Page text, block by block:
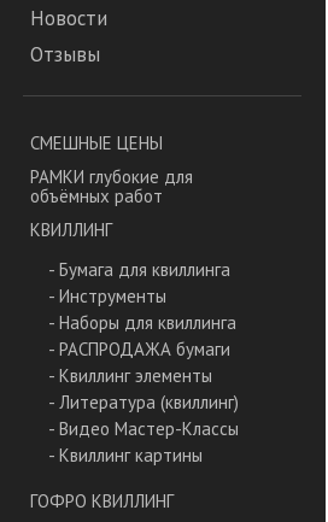
Новости
Отзывы
СМЕШНЫЕ ЦЕНЫ
РАМКИ глубокие для
объёмных работ
КВИЛЛИНГ
- Бумага для квиллинга
- Инструменты
- Наборы для квиллинга
- РАСПРОДАЖА бумаги
- Квиллинг элементы
- Литература (квиллинг)
- Видео Мастер-Классы
- Квиллинг картины
ГОФРО КВИЛЛИНГ